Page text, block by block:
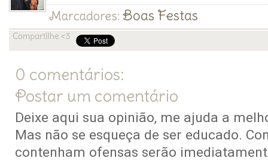
Marcadores: Boas Festas
0 comentários:
Postar um comentário
Deixe aqui sua opinião, me ajuda a
Mas não se esqueça de ser educado.
contenham ofensas serão